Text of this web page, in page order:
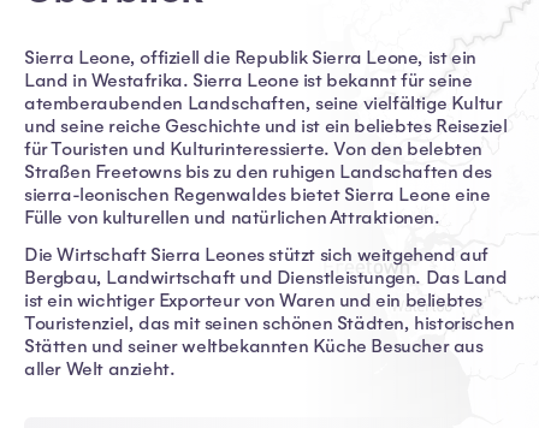
Sierra Leone, offiziell die Republik Sierra Leone, ist ein
Land in Westafrika. Sierra Leone ist bekannt für seine
atemberaubenden Landschaften, seine vielfältige Kultur
und seine reiche Geschichte und ist ein beliebtes Reiseziel
für Touristen und Kulturinteressierte. Von den belebten
Straßen Freetowns bis zu den ruhigen Landschaften des
sierra-leonischen Regenwaldes bietet Sierra Leone eine
Fülle von kulturellen und natürlichen Attraktionen.
Die Wirtschaft Sierra Leones stützt sich weitgehend auf
Bergbau, Landwirtschaft und Dienstleistungen. Das Land
ist ein wichtiger Exporteur von Waren und ein beliebtes
Touristenziel, das mit seinen schönen Städten, historischen
Stätten und seiner weltbekannten Küche Besucher aus
aller Welt anzieht.